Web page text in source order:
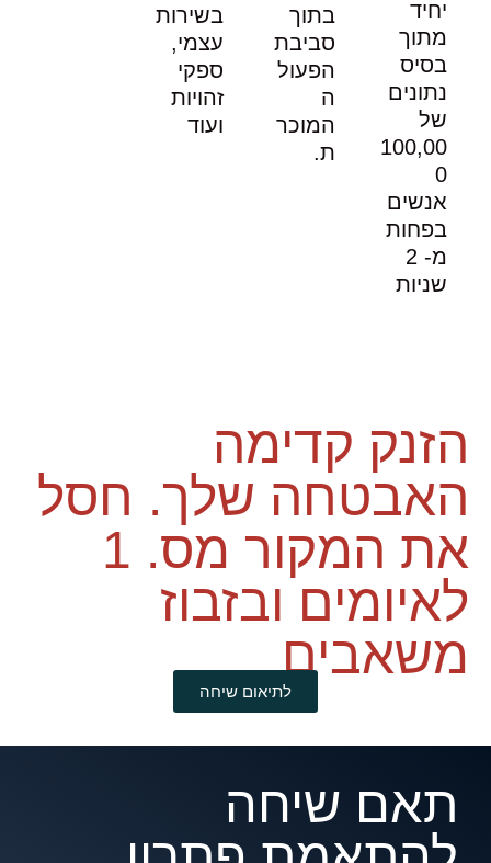
יחיד
מתוך
בסיס
נתונים
של
100,00
0
אנשים
בפחות
מ- 2
שניות
בתוך
סביבת
הפעול
ה
המוכר
ת.
בשירות
עצמי,
ספקי
זהויות
ועוד
הזנק קדימה
האבטחה שלך. חסל
את המקור מס. 1
לאיומים ובזבוז
משאבים
לתיאום שיחה
תאם שיחה